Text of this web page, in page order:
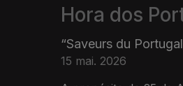
Hora dos
“Saveurs du
15 mai. 2026